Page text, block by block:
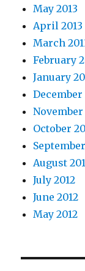
May 2013
April 2013
March
February
January
December
November
October
August
July 2012
June 2012
May 2012